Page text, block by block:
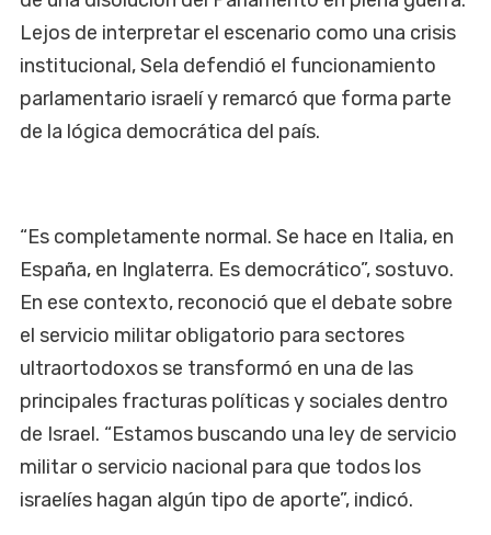
Lejos de interpretar el escenario como una crisis
institucional, Sela defendió el funcionamiento
parlamentario israelí y remarcó que forma parte
de la lógica democrática del país.
“Es completamente normal. Se hace en Italia, en
España, en Inglaterra. Es democrático”, sostuvo.
En ese contexto, reconoció que el debate sobre
el servicio militar obligatorio para sectores
ultraortodoxos se transformó en una de las
principales fracturas políticas y sociales dentro
de Israel. “Estamos buscando una ley de servicio
militar o servicio nacional para que todos los
israelíes hagan algún tipo de aporte”, indicó.